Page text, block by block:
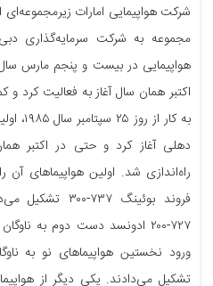
شرکت هواپیمایی امارات
اکتبر همان سال آغاز به فعالیت
به کار
دهلی آغاز کرد و حتی در اکتبر
فروند بوئینگ
ورود نخستین هواپیماهای نو به
تشکیل می‌دادند.‏ یکی دیگر از